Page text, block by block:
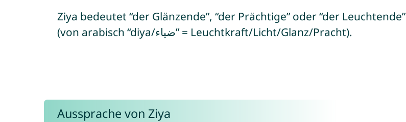
Ziya bedeutet “der Glänzende”, “der Prächtige” oder “der Leuchtende”
(von arabisch “diya/ضياء” = Leuchtkraft/Licht/Glanz/Pracht).
Aussprache von Ziya